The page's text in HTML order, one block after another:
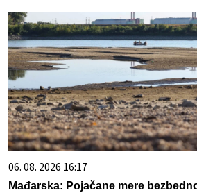
06. 08. 2026 16:17
Mađarska: Pojačane mere